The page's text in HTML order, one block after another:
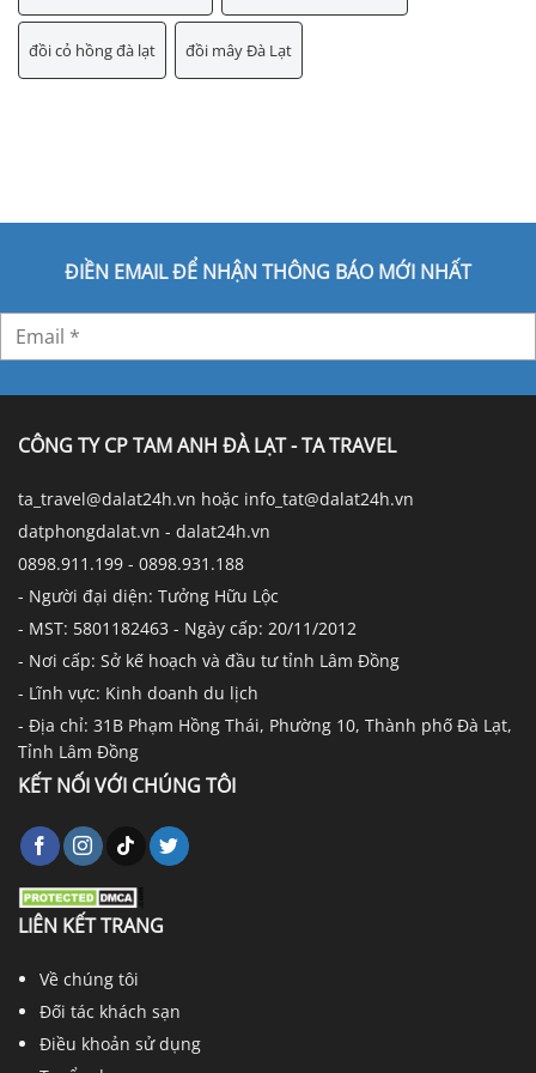
đồi cỏ hồng đà lạt đồi mây Đà Lạt
ĐIỀN EMAIL ĐỂ NHẬN THÔNG BÁO MỚI NHẤT
CÔNG TY CP TAM ANH ĐÀ LẠT - TA TRAVEL
ta_travel@dalat24h.vn hoặc info_tat@dalat24h.vn
datphongdalat.vn - dalat24h.vn
0898.911.199 - 0898.931.188
- Người đại diện: Tưởng Hữu Lộc
- MST: 5801182463 - Ngày cấp: 20/11/2012
- Nơi cấp: Sở kế hoạch và đầu tư tỉnh Lâm Đồng
- Lĩnh vực: Kinh doanh du lịch
- Địa chỉ: 31B Phạm Hồng Thái, Phường 10, Thành phố Đà Lạt,
Tỉnh Lâm Đồng
KẾT NỐI VỚI CHÚNG TÔI
LIÊN KẾT TRANG
Về chúng tôi
Đối tác khách sạn
Điều khoản sử dụng